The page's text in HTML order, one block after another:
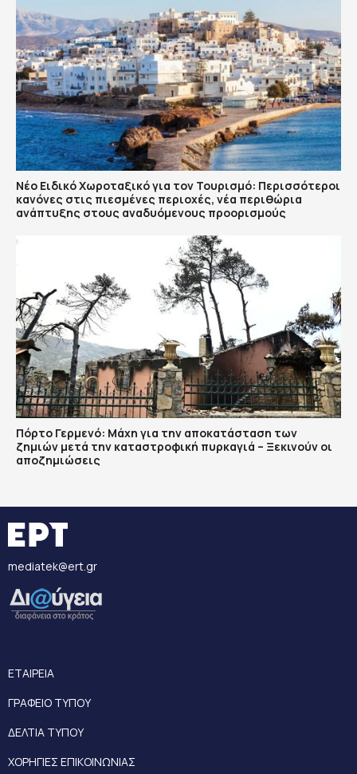
Νέο Ειδικό Χωροταξικό για τον Τουρισμό: Περισσότεροι
κανόνες στις πιεσμένες περιοχές, νέα περιθώρια
ανάπτυξης στους αναδυόμενους προορισμούς
Πόρτο Γερμενό: Μάχη για την αποκατάσταση των
ζημιών μετά την καταστροφική πυρκαγιά – Ξεκινούν οι
αποζημιώσεις
mediatek@ert.gr
ΕΤΑΙΡΕΙΑ
ΓΡΑΦΕΙΟ ΤΥΠΟΥ
ΔΕΛΤΙΑ ΤΥΠΟΥ
ΧΟΡΗΓΙΕΣ ΕΠΙΚΟΙΝΩΝΙΑΣ